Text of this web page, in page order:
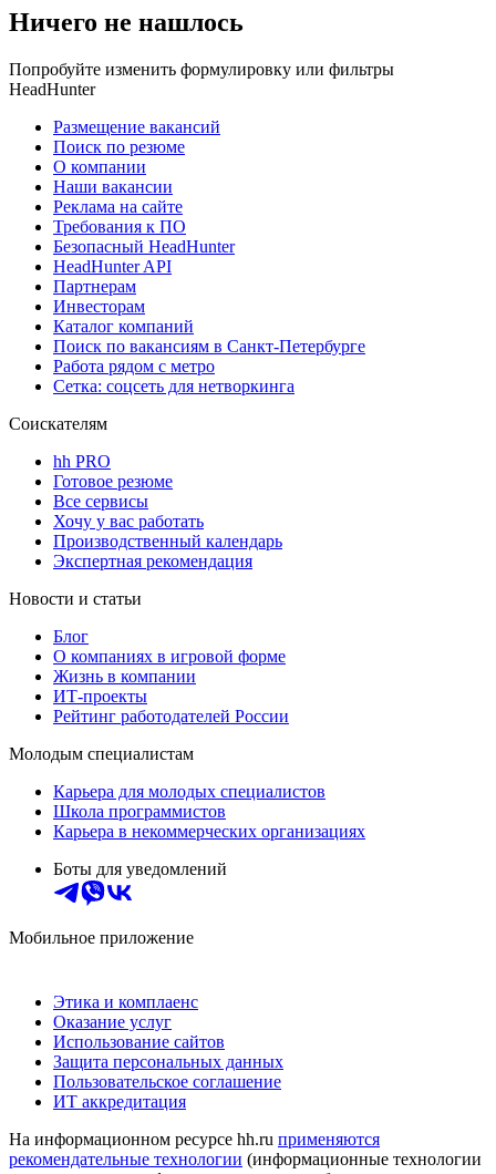
Ничего не нашлось
Попробуйте изменить формулировку или фильтры
HeadHunter
Размещение вакансий
Поиск по резюме
О компании
Наши вакансии
Реклама на сайте
Требования к ПО
Безопасный HeadHunter
HeadHunter API
Партнерам
Инвесторам
Каталог компаний
Поиск по вакансиям в Санкт-Петербурге
Работа рядом с метро
Сетка: соцсеть для нетворкинга
Соискателям
hh PRO
Готовое резюме
Все сервисы
Хочу у вас работать
Производственный календарь
Экспертная рекомендация
Новости и статьи
Блог
О компаниях в игровой форме
Жизнь в компании
ИТ-проекты
Рейтинг работодателей России
Молодым специалистам
Карьера для молодых специалистов
Школа программистов
Карьера в некоммерческих организациях
Боты для уведомлений
Мобильное приложение
Этика и комплаенс
Оказание услуг
Использование сайтов
Защита персональных данных
Пользовательское соглашение
ИТ аккредитация
На информационном ресурсе hh.ru применяются
рекомендательные технологии (информационные технологии